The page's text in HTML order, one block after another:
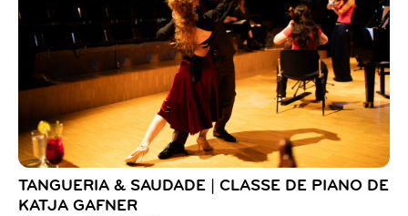
TANGUERIA & SAUDADE | CLASSE DE PIANO DE
KATJA GAFNER